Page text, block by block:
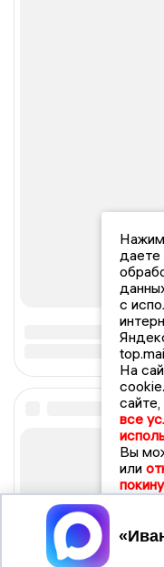
даете
с
На
все
Вы
или